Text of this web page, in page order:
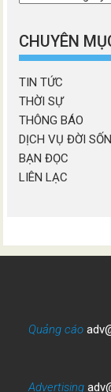
mục
CHUYÊN
TIN TỨC
THỜI SỰ
THÔNG BÁO
DỊCH VỤ ĐỜI
BẠN ĐỌC
LIÊN LẠC
Quảng cáo
Advertising